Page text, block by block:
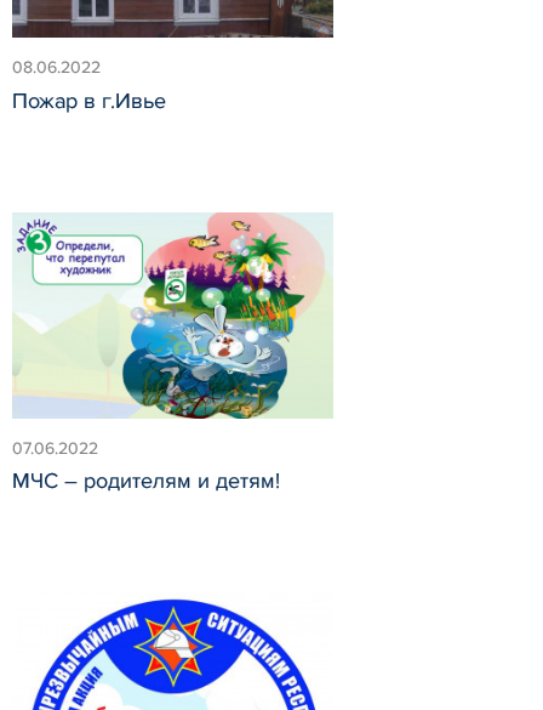
08.06.2022
Пожар в г.Ивье
07.06.2022
МЧС – родителям и детям!